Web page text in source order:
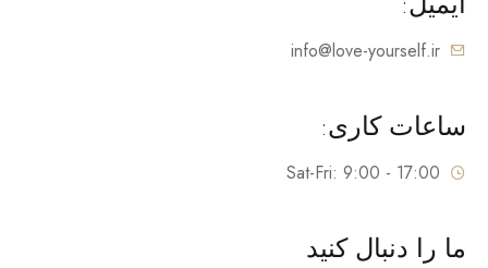
info@love-yourself.ir
ساعات کاری:
Sat-Fri: 9:00 - 17:00
ما را دنبال کنید